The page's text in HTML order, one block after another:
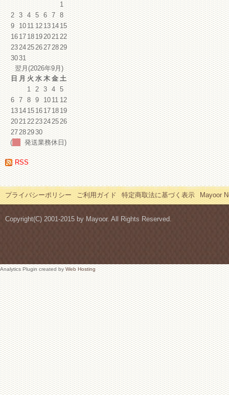
1
2 3 4 5 6 7 8
9 1011 12131415
16171819202122
23242526272829
3031
翌月(2026年9月)
日 月 火 水 木 金 土
1 2 3 4 5
6 7 8 9 1011 12
13141516171819
20212223242526
27282930
(
発送業務休日)
RSS
プライバシーポリシー ご利用ガイド 特定商取法に基づく表示 Mayoor
Copyright(C) 2001-2015 by Mayoor. All Rights Reserved.
Analytics Plugin created byWeb Hosting